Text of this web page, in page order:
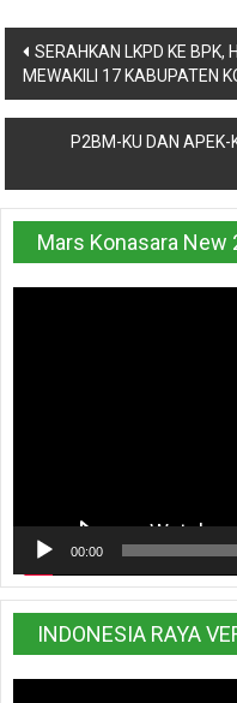
Navigasi
pos
SERAHKAN LKPD KE BPK,
MEWAKILI 17 KABUPATEN
P2BM-KU DAN APEK-
Mars Konasara New
00:00
INDONESIA RAYA